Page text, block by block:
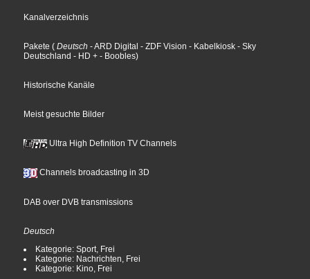
Kanalverzeichnis
Pakete ( Deutsch - ARD Digital - ZDF Vision - Kabelkiosk - Sky
Deutschland - HD + - Boobles)
Historische Kanäle
Meist gesuchte Bilder
Ultra High Definition TV Channels
Channels broadcasting in 3D
DAB over DVB transmissions
Deutsch
Kategorie: Sport, Frei
Kategorie: Nachrichten, Frei
Kategorie: Kino, Frei